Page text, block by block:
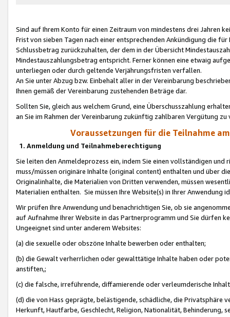
Sind auf Ihrem Konto für einen Zeitraum von mindestens drei Jahren
Frist von sieben Tagen nach einer entsprechenden Ankündigung die
Schlussbetrag zurückzuhalten, der dem in der Übersicht
Mindestauszahlungsbetrag entspricht. Ferner können eine etwaig
unterliegen oder durch geltende Verjährungsfristen verfallen.
An Sie unter Abzug bzw. Einbehalt aller in der Vereinbarung
Ihnen gemäß der Vereinbarung zustehenden Beträge dar.
Sollten Sie, gleich aus welchem Grund, eine Überschusszahlung
an Sie im Rahmen der Vereinbarung zukünftig zahlbaren Vergütung zu
Voraussetzungen für die Teilnahme
1. Anmeldung und Teilnahmeberechtigung
Sie leiten den Anmeldeprozess ein, indem Sie einen vollständigen
muss/müssen originäre Inhalte (original content) enthalten und über
Originalinhalte, die Materialien von Dritten verwenden, müssen
Materialien enthalten. Sie müssen Ihre Website(s) in Ihrer Anwendung
Wir prüfen Ihre Anwendung und benachrichtigen Sie, ob sie
auf Aufnahme Ihrer Website in das Partnerprogramm und Sie dürfen
Ungeeignet sind unter anderem Websites:
(a) die sexuelle oder obszöne Inhalte bewerben oder enthalten;
(b) die Gewalt verherrlichen oder gewalttätige Inhalte haben oder
anstiften,;
(c) die falsche, irreführende, diffamierende oder verleumderische
(d) die von Hass geprägte, belästigende, schädliche, die Privatsphäre
Herkunft, Hautfarbe, Geschlecht, Religion, Nationalität, Behinderung,